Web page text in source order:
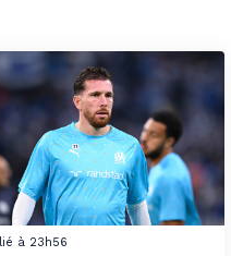
à 23h56